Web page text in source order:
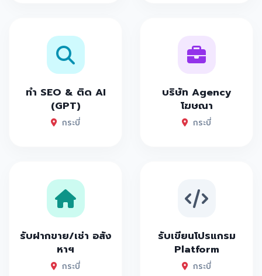
ทำ SEO & ติด AI
(GPT)
กระบี่
บริษัท Agency
โฆษณา
กระบี่
รับฝากขาย/เช่า อสัง
หาฯ
กระบี่
รับเขียนโปรแกรม
Platform
กระบี่